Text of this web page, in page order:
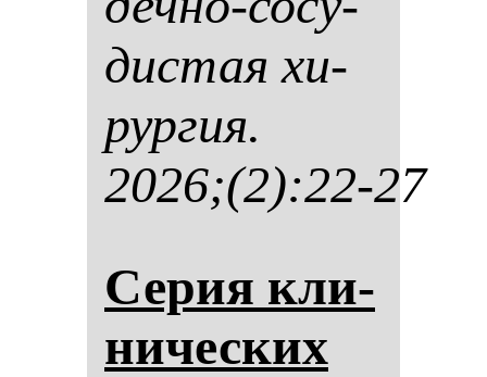
дис­тая хи­
рур­гия.
2026;(2):22-27
Се­рия кли­
ни­чес­ких